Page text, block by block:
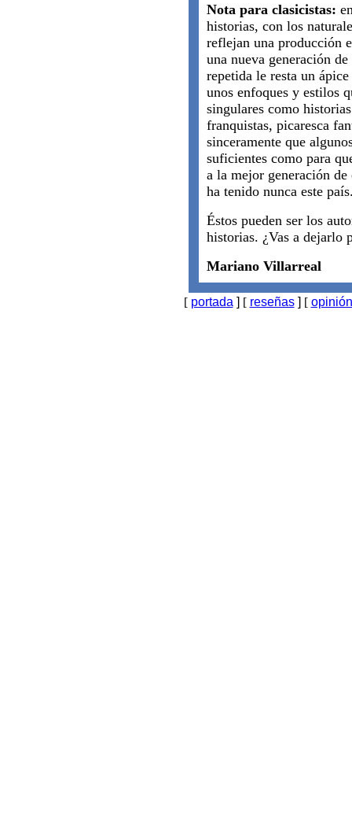
Nota para clasicistas:
historias, con los
reflejan una producción
una nueva generación
repetida le resta un
unos enfoques y estilos
singulares como
franquistas, picaresca
sinceramente que
suficientes como para
a la mejor generación
ha tenido nunca este
Éstos pueden ser los
historias. ¿Vas a dejarlo
Mariano Villarreal
[ portada ] [ reseñas] [ opinión